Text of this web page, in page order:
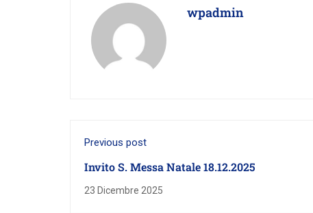
wpadmin
Previous post
Invito S. Messa Natale 18.12.2025
23 Dicembre 2025